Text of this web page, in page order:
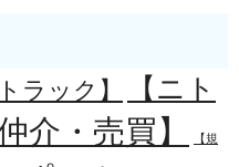
トラック】
【ニト
仲介・売買】 【規